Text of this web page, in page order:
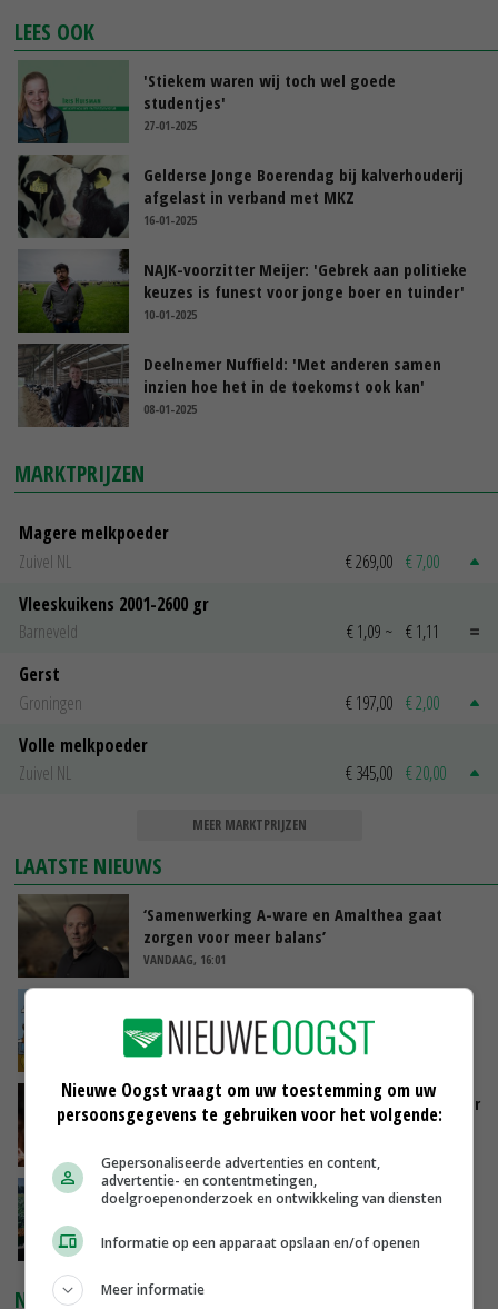
LEES OOK
'Stiekem waren wij toch wel goede
studentjes'
27-01-2025
Gelderse Jonge Boerendag bij kalverhouderij
afgelast in verband met MKZ
16-01-2025
NAJK-voorzitter Meijer: 'Gebrek aan politieke
keuzes is funest voor jonge boer en tuinder'
10-01-2025
Deelnemer Nuffield: 'Met anderen samen
inzien hoe het in de toekomst ook kan'
08-01-2025
MARKTPRIJZEN
Magere melkpoeder
Zuivel NL
€ 269,00 € 7,00
Vleeskuikens 2001-2600 gr
Barneveld
€ 1,09 ~ € 1,11
Gerst
Groningen
€ 197,00 € 2,00
Volle melkpoeder
Zuivel NL
€ 345,00 € 20,00
MEER MARKTPRIJZEN
LAATSTE NIEUWS
‘Samenwerking A-ware en Amalthea gaat
zorgen voor meer balans’
VANDAAG, 16:01
groot: Nederland in Europese top
VANDAAG, 15:33
Vlaamse varkensstapel krimpt, pluimveesector
groeit door schaalvergroting
‘Cijfer jezelf niet weg en doe vooral ook waar
VANDAAG, 13:31
NIEUWSTE VIDEO'S
Nieuwe Oogst vraagt om uw toestemming om uw
persoonsgegevens te gebruiken voor het volgende:
Gepersonaliseerde advertenties en content,
advertentie- en contentmetingen,
doelgroepenonderzoek en ontwikkeling van diensten
Informatie op een apparaat opslaan en/of openen
Meer informatie